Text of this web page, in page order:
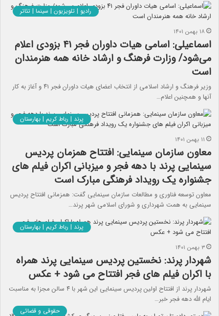
رادیو | تلویزیون | سینما | تئاتر
۱۸ بهمن ۱۴۰۱
اسماعیلی: اسامی هیات داوران فجر ۴۱ بزودی اعلام
می‌شود/ وزارت فرهنگ و ارشاد خانه همه هنرمندان‌
است
وزیر فرهنگ و ارشاد اسلامی از انتخاب اعضای هیات داوران فجر ۴۱ و آغاز به کار
آنها و همچنین اعلام…
پرند | رباط کریم | بهارستان
۱۱ بهمن ۱۴۰۱
معاون سازمان سینمایی: افتتاح همزمان پردیس
سینمایی پرند با دهه فجر و میزبانی اکران فیلم های
جشنواره یک رویداد فرهنگی مبارک است
معاون توسعه فناوری و مطالعات سازمان سینمایی گفت: همزمانی افتتاح پردیس
سینمایی به همت شهرداری و شورای اسلامی شهر پرند…
پرند | رباط کریم | بهارستان
۳ بهمن ۱۴۰۱
شهردار پرند: نخستین پردیس سینمایی پرند همراه
با اکران فیلم های فجر افتتاح می شود + عکس
شهردار پرند از افتتاح اولین پردیس سینمایی این شهر با ۴ سالن مجزا به مناسبت
ایام الله دهه فجر خبر…
حقوقی و قضائی